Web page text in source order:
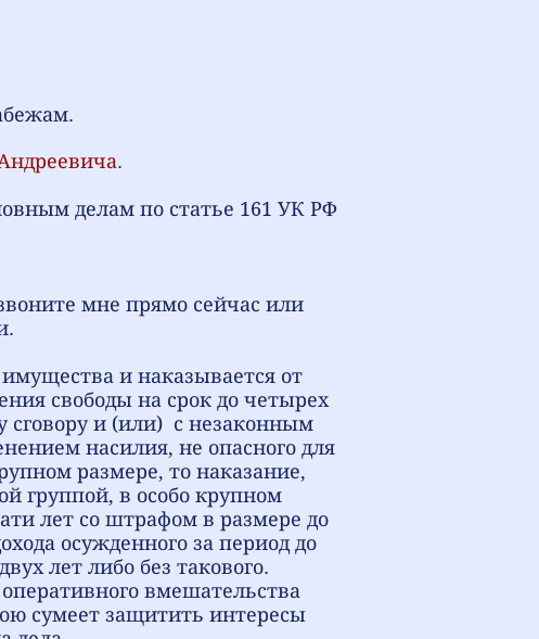
.
делам по статье 161 УК РФ
мне прямо сейчас или
и наказывается от
свободы на срок до четырех
сговору и (или) с незаконным
насилия, не опасного для
размере, то наказание,
группой, в особо крупном
лет со штрафом в размере до
осужденного за период до
лет либо без такового.
вмешательства
сумеет защитить интересы